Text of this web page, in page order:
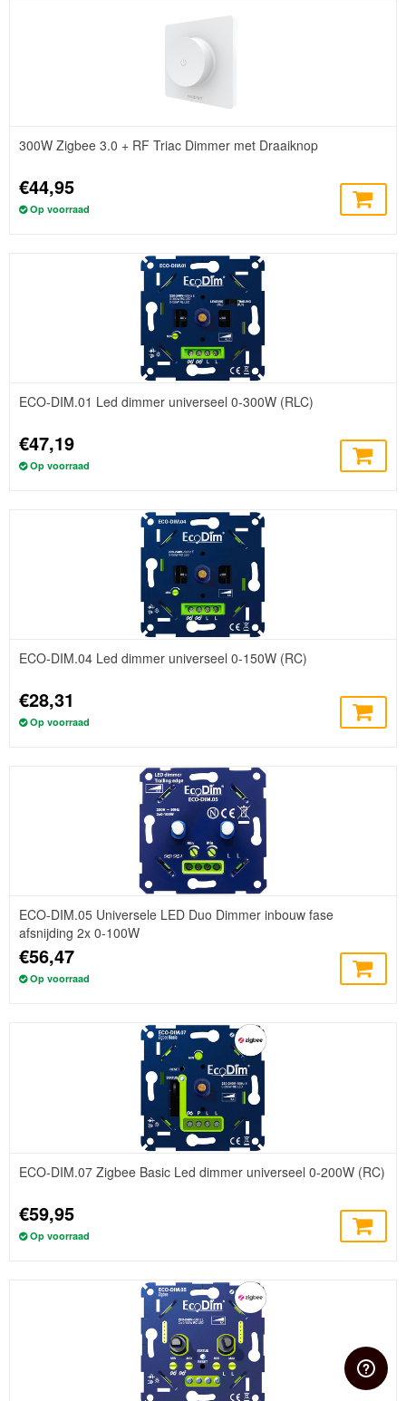
300W Zigbee 3.0 + RF Triac Dimmer met Draaiknop
€44,95
Op voorraad
ECO-DIM.01 Led dimmer universeel 0-300W (RLC)
€47,19
Op voorraad
ECO-DIM.04 Led dimmer universeel 0-150W (RC)
€28,31
Op voorraad
ECO-DIM.05 Universele LED Duo Dimmer inbouw fase
afsnijding 2x 0-100W
€56,47
Op voorraad
ECO-DIM.07 Zigbee Basic Led dimmer universeel 0-200W (RC)
€59,95
Op voorraad